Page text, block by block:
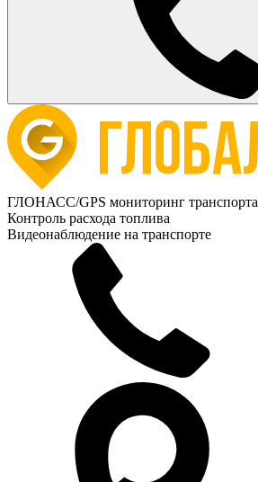
ГЛОНАСС/GPS мониторинг транспорта
Контроль расхода топлива
Видеонаблюдение на транспорте